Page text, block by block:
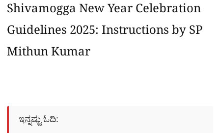
Shivamogga New Year Celebration
Guidelines 2025: Instructions by SP
Mithun Kumar
ಇನ್ನಷ್ಟು ಓದಿ: